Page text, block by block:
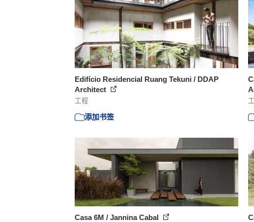
Edifício Residencial Ruang Tekuni / DDAP
Architect
工程
添加书签
Casa 6M / Jannina Cabal